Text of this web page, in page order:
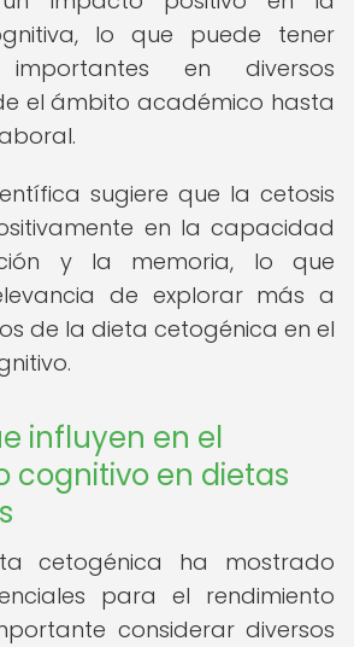
lo que puede tener
importantes en diversos
el ámbito académico hasta
sugiere que la cetosis
en la capacidad
y la memoria, lo que
de explorar más a
de la dieta cetogénica en el
influyen en el
cognitivo en dietas
cetogénica ha mostrado
para el rendimiento
considerar diversos